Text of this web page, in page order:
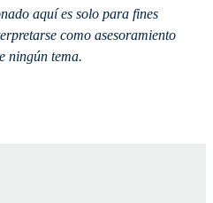
aquí es solo para fines
como asesoramiento
ningún tema.